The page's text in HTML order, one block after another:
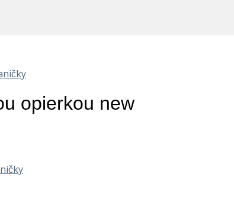
opierkou new